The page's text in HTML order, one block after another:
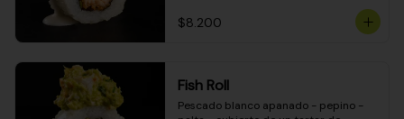
$8.200
Fish Roll
Pescado blanco apanado - pepino -